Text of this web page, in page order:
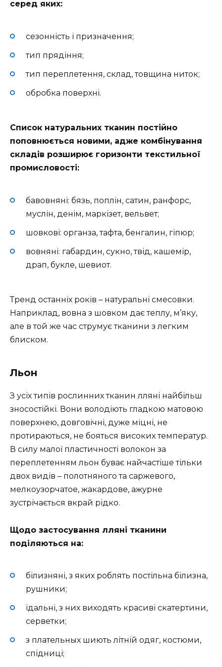
серед яких:
сезонність і призначення;
тип прядіння;
тип переплетення, склад, товщина ниток;
обробка поверхні.
Список натуральних тканин постійно
поповнюється новими, адже комбінування
складів розширює горизонти текстильної
промисловості:
бавовняні: бязь, поплін, сатин, ранфорс,
муслін, денім, маркізет, вельвет;
шовкові: органза, тафта, бенгалин, гіпюр;
вовняні: габардин, сукно, твід, кашемір,
драп, букле, шевиот.
Тренд останніх років – натуральні смесовки.
Наприклад, вовна з шовком дає теплу, м’яку,
але в той же час струмує тканини з легким
блиском.
Льон
З усіх типів рослинних тканин лляні найбільш
зносостійкі. Вони володіють гладкою матовою
поверхнею, довговічні, дуже міцні, не
протираються, не бояться високих температур.
В силу малої пластичності волокон за
переплетенням льон буває найчастіше тільки
двох видів – полотняного та саржевого,
мелкоузорчатое, жакардове, ажурне
зустрічається вкрай рідко.
Щодо застосування лляні тканини
поділяються на:
білизняні, з яких роблять постільна білизна,
рушники;
їдальні, з них виходять красиві скатертини,
серветки;
з плательных шиють літній одяг, костюми,
спідниці;